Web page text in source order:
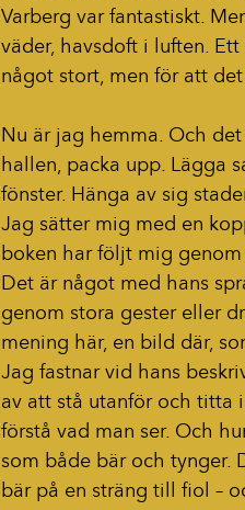
Varberg var fantastiskt.
väder, havsdoft i luften.
något stort, men för att det
Nu är jag hemma. Och
hallen, packa upp. Lägga
fönster. Hänga av sig
Jag sätter mig med en
boken har följt mig
Det är något med hans
genom stora gester eller
mening här, en bild där,
Jag fastnar vid hans
av att stå utanför och titta
förstå vad man ser. Och
som både bär och tynger.
bär på en sträng till fiol –